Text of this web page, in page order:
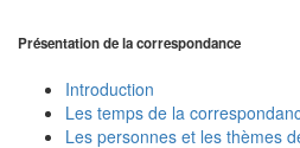
Présentation de la correspondance
Introduction
Les temps de la
Les personnes et les thèmes